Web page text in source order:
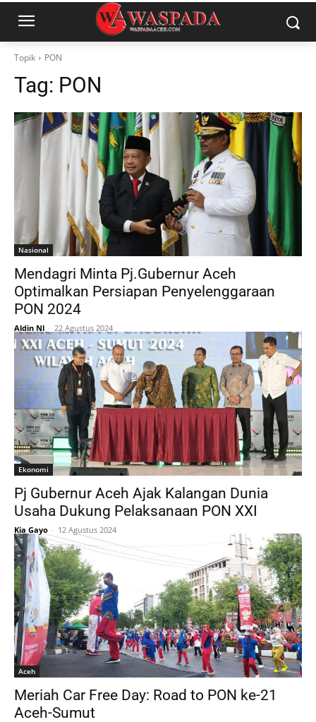
Topik PON
Tag: PON
Nasional
Mendagri Minta Pj.Gubernur Aceh
Optimalkan Persiapan Penyelenggaraan
PON 2024
Aldin Nl - 22 Agustus 2024
Ekonomi
Pj Gubernur Aceh Ajak Kalangan Dunia
Usaha Dukung Pelaksanaan PON XXI
Kia Gayo - 12 Agustus 2024
Aceh
Meriah Car Free Day: Road to PON ke-21
Aceh-Sumut